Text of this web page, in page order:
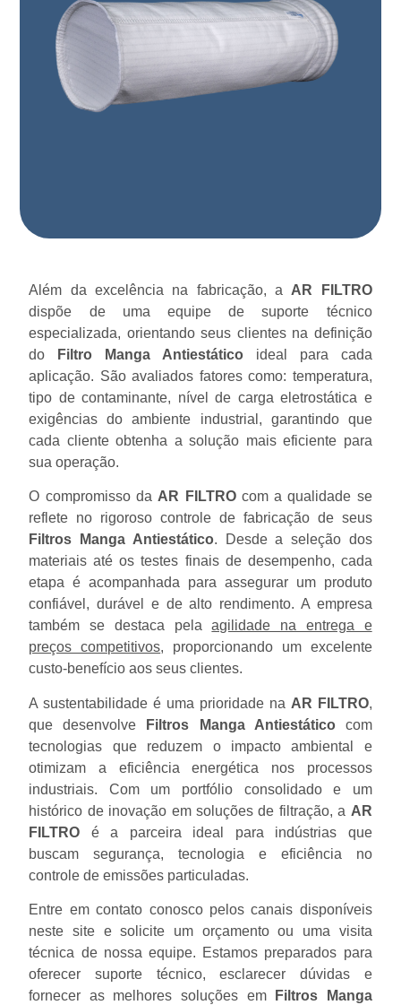
Além da excelência na fabricação, a AR FILTRO
dispõe de uma equipe de suporte técnico
especializada, orientando seus clientes na definição
do
Filtro Manga Antiestático ideal para cada
aplicação. São avaliados fatores como: temperatura,
tipo de contaminante, nível de carga eletrostática e
exigências do ambiente industrial, garantindo que
cada cliente obtenha a solução mais eficiente para
sua operação.
O compromisso da AR FILTROcom a qualidade se
reflete no rigoroso controle de fabricação de seus
Filtros Manga Antiestático. Desde a seleção dos
materiais até os testes finais de desempenho, cada
etapa é acompanhada para assegurar um produto
confiável, durável e de alto rendimento. A empresa
também se destaca pelaagilidade na entrega e
preços competitivos, proporcionando um excelente
custo-benefício aos seus clientes.
A sustentabilidade é uma prioridade na AR FILTRO,
que desenvolve
Filtros Manga Antiestáticocom
tecnologias que reduzem o impacto ambiental e
otimizam a eficiência energética nos processos
industriais. Com um portfólio consolidado e um
histórico de inovação em soluções de filtração, a AR
FILTRO é a parceira ideal para indústrias que
buscam segurança, tecnologia e eficiência no
controle de emissões particuladas.
Entre em contato conosco pelos canais disponíveis
neste site e solicite um orçamento ou uma visita
técnica de nossa equipe. Estamos preparados para
oferecer suporte técnico, esclarecer dúvidas e
fornecer as melhores soluções em
Filtros Manga